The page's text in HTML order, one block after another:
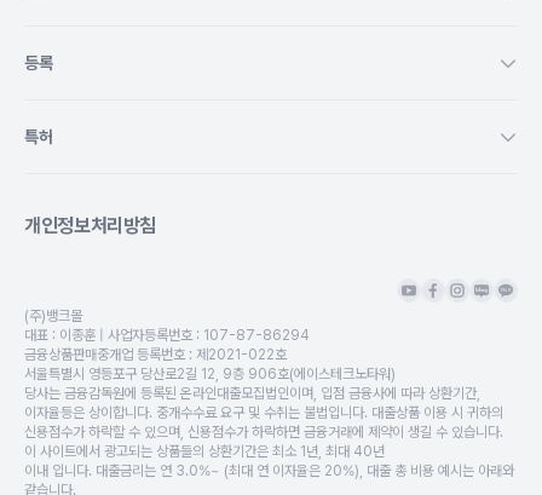
등록
특허
개인정보처리방침
(주)뱅크몰
대표 : 이종훈 | 사업자등록번호 : 107-87-86294
금융상품판매중개업 등록번호 : 제2021-022호
서울특별시 영등포구 당산로2길 12, 9층 906호(에이스테크노타워)
당사는 금융감독원에 등록된 온라인대출모집법인이며, 입점 금융사에 따라 상환기간,
이자율등은 상이합니다. 중개수수료 요구 및 수취는 불법입니다. 대출상품 이용 시 귀하의
신용점수가 하락할 수 있으며, 신용점수가 하락하면 금융거래에 제약이 생길 수 있습니다.
이 사이트에서 광고되는 상품들의 상환기간은 최소 1년, 최대 40년
이내 입니다. 대출금리는 연 3.0%~ (최대 연 이자율은 20%), 대출 총 비용 예시는 아래와
같습니다.